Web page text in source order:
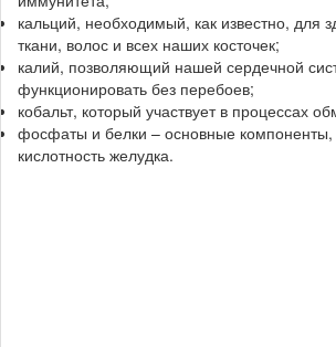
кальций, необходимый, как известно, для
ткани, волос и всех наших косточек;
калий, позволяющий нашей сердечной
функционировать без перебоев;
кобальт, который участвует в процессах
фосфаты и белки – основные
кислотность желудка.